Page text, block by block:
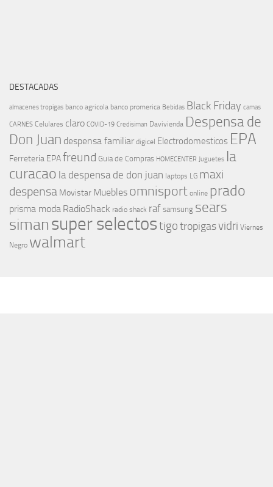
DESTACADAS
almacenes tropigas banco agricola banco promerica Bebidas Black Friday camas
CARNES Celulares claro COVID-19 Credisiman Davivienda Despensa de
Don Juan despensa familiar digicel Electrodomesticos EPA
Ferreteria EPAfreund Guia de Compras HOMECENTER Juguetes la
curacao la despensa de don juan laptops LG maxi
despensa Movistar Muebles omnisport online prado
prisma moda RadioShack radio shack raf samsung sears
simansuper selectostigotropigasvidri Viernes
Negro walmart